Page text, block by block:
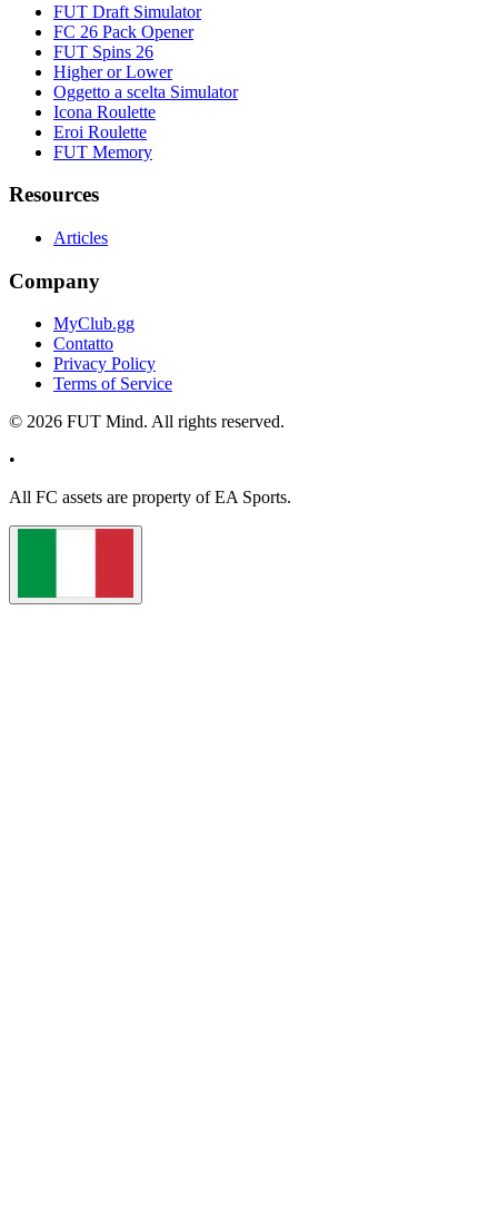
FUT Draft Simulator
FC 26 Pack Opener
FUT Spins 26
Higher or Lower
Oggetto a scelta Simulator
Icona Roulette
Eroi Roulette
FUT Memory
Resources
Articles
Company
MyClub.gg
Contatto
Privacy Policy
Terms of Service
© 2026 FUT Mind. All rights reserved.
•
All FC assets are property of EA Sports.